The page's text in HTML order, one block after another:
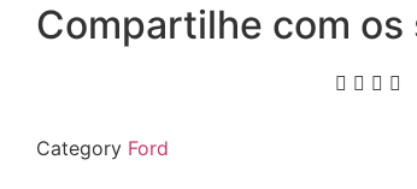
Compartilhe com os
Category Ford